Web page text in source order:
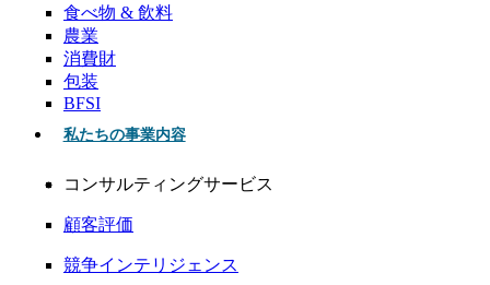
食べ物 & 飲料
農業
消費財
包装
BFSI
私たちの事業内容
コンサルティングサービス
顧客評価
競争インテリジェンス